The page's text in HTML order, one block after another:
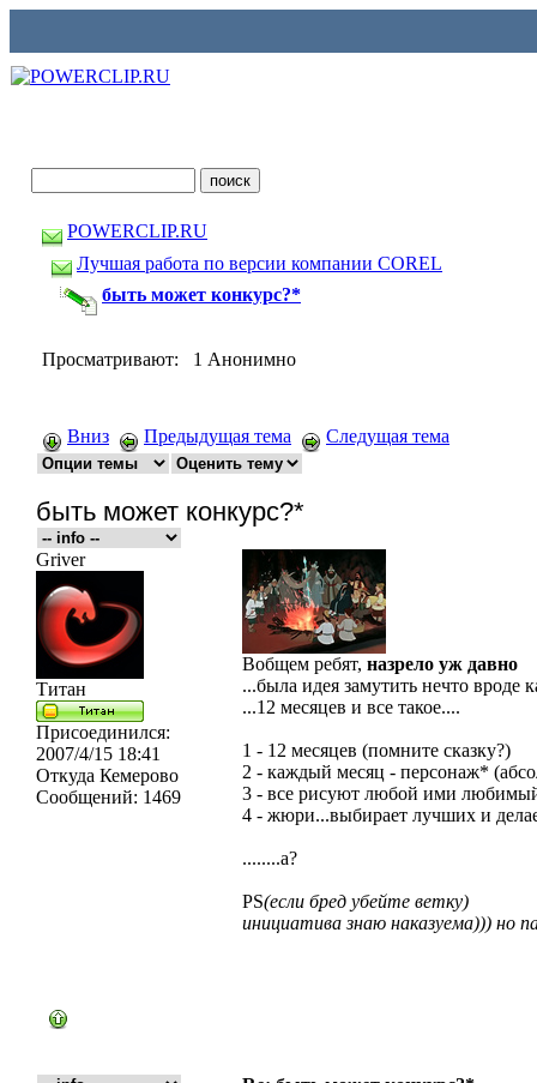
POWERCLIP.RU
Лучшая работа по версии компании COREL
быть может конкурс?*
Просматривают: 1 Анонимно
Вниз Предыдущая тема Следущая тема
быть может конкурс?*
Griver
Титан
Присоединился:
2007/4/15 18:41
Откуда Кемерово
Сообщений: 1469
Вобщем ребят, назрело уж давно
...была идея замутить нечто вроде
...12 месяцев и все такое....
1 - 12 месяцев (помните сказку?)
2 - каждый месяц - персонаж*
3 - все рисуют любой ими
4 - жюри...выбирает лучших и
........а?
PS(если бред убейте ветку)
инициатива знаю наказуема))) но